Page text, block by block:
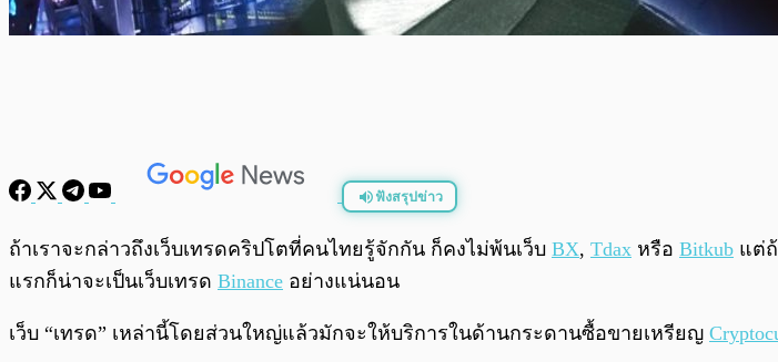
ฟังสรุปข่าว
พร้อมเล่น
ถ้าเราจะกล่าวถึงเว็บเทรดคริปโตที่คนไทยรู้จักกัน ก็คงไม่พ้นเว็บ BX, Tdax หรือ Bitkub แต่
แรกก็น่าจะเป็นเว็บเทรด Binance อย่างแน่นอน
เว็บ “เทรด” เหล่านี้โดยส่วนใหญ่แล้วมักจะให้บริการในด้านกระดานซื้อขายเหรียญ